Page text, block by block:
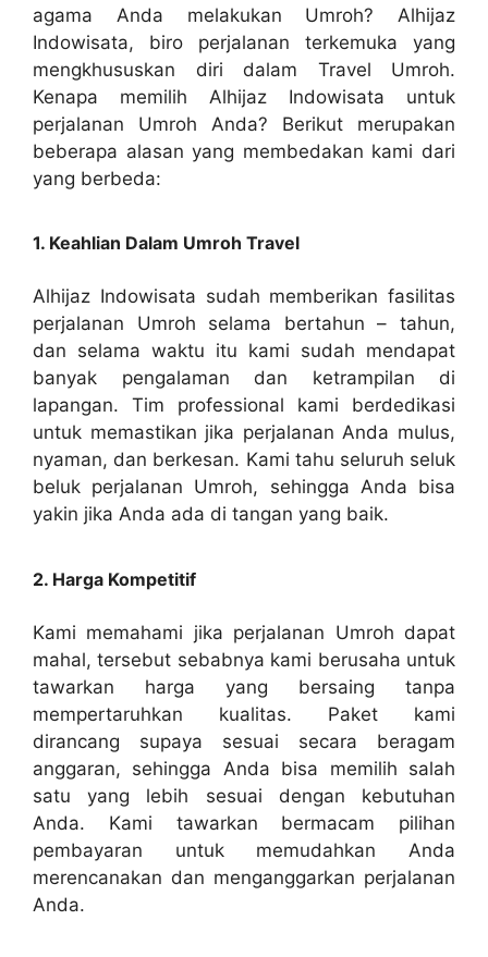
agama Anda melakukan Umroh? Alhijaz
Indowisata, biro perjalanan terkemuka yang
mengkhususkan diri dalam Travel Umroh.
Kenapa memilih Alhijaz Indowisata untuk
perjalanan Umroh Anda? Berikut merupakan
beberapa alasan yang membedakan kami dari
yang berbeda:
1. Keahlian Dalam Umroh Travel
Alhijaz Indowisata sudah memberikan fasilitas
perjalanan Umroh selama bertahun – tahun,
dan selama waktu itu kami sudah mendapat
banyak pengalaman dan ketrampilan di
lapangan. Tim professional kami berdedikasi
untuk memastikan jika perjalanan Anda mulus,
nyaman, dan berkesan. Kami tahu seluruh seluk
beluk perjalanan Umroh, sehingga Anda bisa
yakin jika Anda ada di tangan yang baik.
2. Harga Kompetitif
Kami memahami jika perjalanan Umroh dapat
mahal, tersebut sebabnya kami berusaha untuk
tawarkan harga yang bersaing tanpa
mempertaruhkan kualitas. Paket kami
dirancang supaya sesuai secara beragam
anggaran, sehingga Anda bisa memilih salah
satu yang lebih sesuai dengan kebutuhan
Anda. Kami tawarkan bermacam pilihan
pembayaran untuk memudahkan Anda
merencanakan dan menganggarkan perjalanan
Anda.